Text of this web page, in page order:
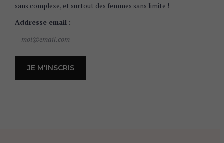
sans complexe, et surtout des femmes sans limite !
Addresse email :